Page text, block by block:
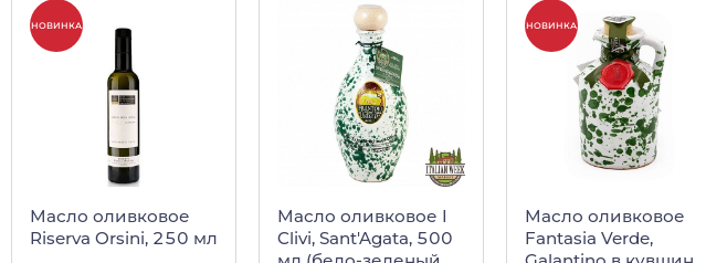
НОВИНКА
Масло оливковое
Riserva Orsini, 250 мл
Масло оливковое I
Clivi, Sant'Agata, 500
НОВИНКА
Масло оливковое
Fantasia Verde,